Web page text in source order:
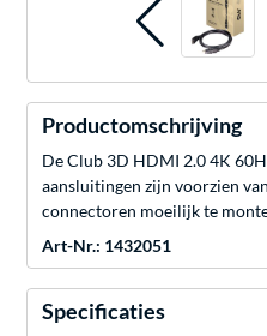
Productomschrijving
De Club 3D HDMI 2.0 4K
aansluitingen zijn voorzien
connectoren moeilijk te
Art-Nr.: 1432051
Specificaties